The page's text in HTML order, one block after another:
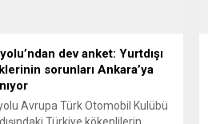
dev anket: Yurtdışı
sorunları Ankara’ya
Avrupa Türk Otomobil Kulübü
Türkiye kökenlilerin